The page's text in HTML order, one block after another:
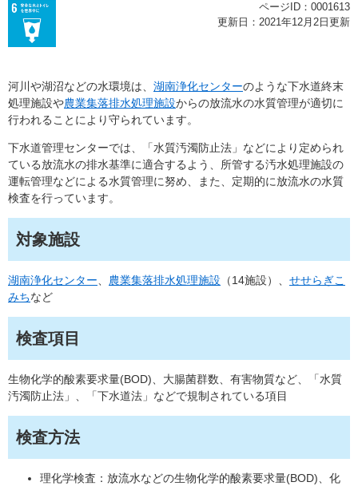
ページID：0001613
更新日：2021年12月2日更新
河川や湖沼などの水環境は、 湖南浄化センターのような下水道終末
処理施設や農業集落排水処理施設からの放流水の水質管理が適切に
行われることにより守られています。
下水道管理センターでは、「水質汚濁防止法」などにより定められ
ている放流水の排水基準に適合するよう、所管する汚水処理施設の
運転管理などによる水質管理に努め、また、定期的に放流水の水質
検査を行っています。
対象施設
湖南浄化センター、 農業集落排水処理施設 （14施設）、 せせらぎこ
みちなど
検査項目
生物化学的酸素要求量(BOD)、大腸菌群数、有害物質など、「水質
汚濁防止法」、「下水道法」などで規制されている項目
検査方法
理化学検査：放流水などの生物化学的酸素要求量(BOD)、化